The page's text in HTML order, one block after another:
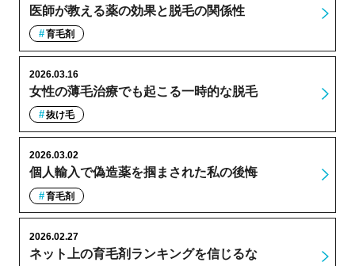
医師が教える薬の効果と脱毛の関係性
育毛剤
女性の薄毛治療でも起こる一時的な脱毛
2026.03.16
抜け毛
個人輸入で偽造薬を掴まされた私の後悔
2026.03.02
育毛剤
ネット上の育毛剤ランキングを信じるな
2026.02.27